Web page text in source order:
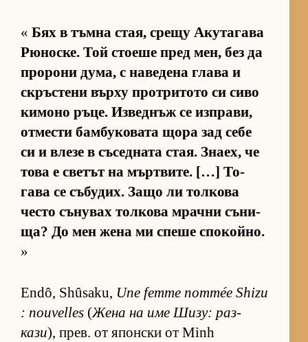
« Бях в тъмна стая, срещу Аку­та­гава
Рю­нос­ке. Той сто­еше пред мен, без да
про­рони ду­ма, с на­ве­дена глава и
скръс­тени върху прот­ри­тото си сиво
ки­моно ръ­це. Из­вед­нъж се из­п­ра­ви,
от­мести бам­бу­ко­вата щора зад себе
си и влезе в съ­сед­ната стая. Зна­ех, че
това е све­тът на мър­т­ви­те. […] То­
гава се съ­бу­дих. Защо ли тол­кова
често съ­ну­вах тол­кова мрачни съ­ни­
ща? До мен жена ми спеше спо­кой­но.
»
Endô, Shûsaku, Une femme nommée Shizu
: nouvelles (Жена на име Ши­зу: раз­
кази), прев. от япон­ски от Minh